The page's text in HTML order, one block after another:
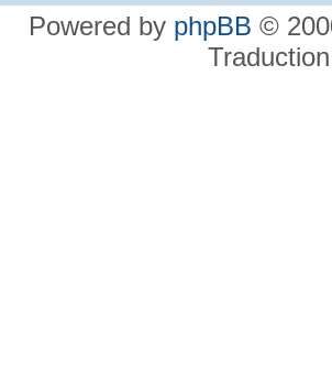
Powered by phpBB ©